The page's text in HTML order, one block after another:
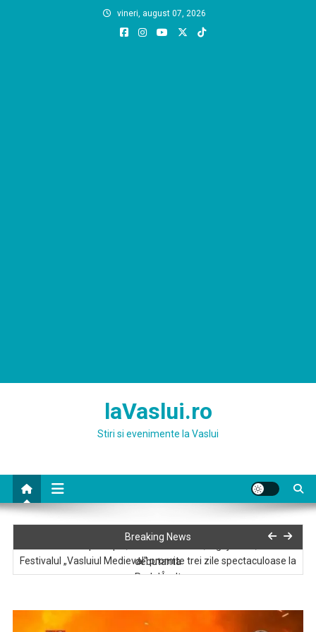
vineri, august 07, 2026
laVaslui.ro
Stiri si evenimente la Vaslui
Breaking News
asistent medical principal, asistent medical, ingrijitoare, infirmiera
debutanta
Festivalul „Vasluiul Medieval” promite trei zile spectaculoase la
Podul Înalt
17 mai